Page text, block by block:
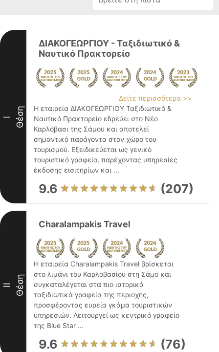
I Θέση
ΔΙΑΚΟΓΕΩΡΓΙΟΥ - Ταξιδιωτικό &
Ναυτικό Πρακτορείο
Δείτε περισσότερα >>
Η εταιρεία ΔΙΑΚΟΓΕΩΡΓΙΟΥ Ταξιδιωτικό &
Ναυτικό Πρακτορείο εδρεύει στο Νέο
Καρλόβασι της Σάμου και αποτελεί
σημαντικό παράγοντα στον χώρο του
τουρισμού. Εξειδικεύεται ως γενικό
τουριστικό γραφείο, παρέχοντας υπηρεσίες
έκδοσης εισιτηρίων και ...
9.6 (207)
II Θέση
Charalampakis Travel
Η εταιρεία Charalampakis Travel βρίσκεται
στο λιμάνι του Καρλοβασίου στη Σάμο και
συγκαταλέγεται στα πιο ιστορικά
ταξιδιωτικά γραφεία της περιοχής,
προσφέροντας ευρεία γκάμα τουριστικών
υπηρεσιών. Λειτουργεί ως κεντρικό γραφείο
της Blue Star ...
9.6 (76)